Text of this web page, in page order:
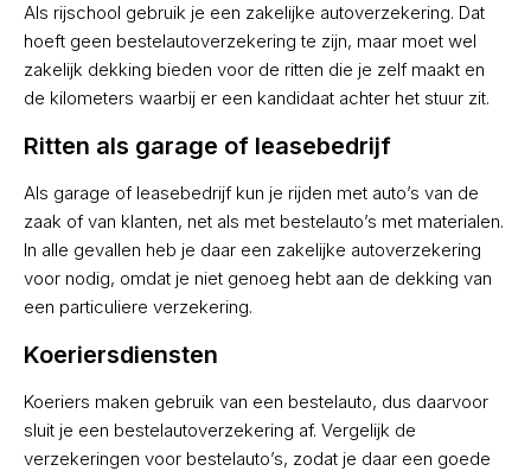
Als rijschool gebruik je een zakelijke autoverzekering. Dat
hoeft geen bestelautoverzekering te zijn, maar moet wel
zakelijk dekking bieden voor de ritten die je zelf maakt en
de kilometers waarbij er een kandidaat achter het stuur zit.
Ritten als garage of leasebedrijf
Als garage of leasebedrijf kun je rijden met auto’s van de
zaak of van klanten, net als met bestelauto’s met materialen.
In alle gevallen heb je daar een zakelijke autoverzekering
voor nodig, omdat je niet genoeg hebt aan de dekking van
een particuliere verzekering.
Koeriersdiensten
Koeriers maken gebruik van een bestelauto, dus daarvoor
sluit je een bestelautoverzekering af. Vergelijk de
verzekeringen voor bestelauto’s, zodat je daar een goede